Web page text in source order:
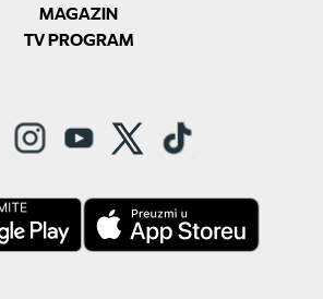
MAGAZIN
TV PROGRAM